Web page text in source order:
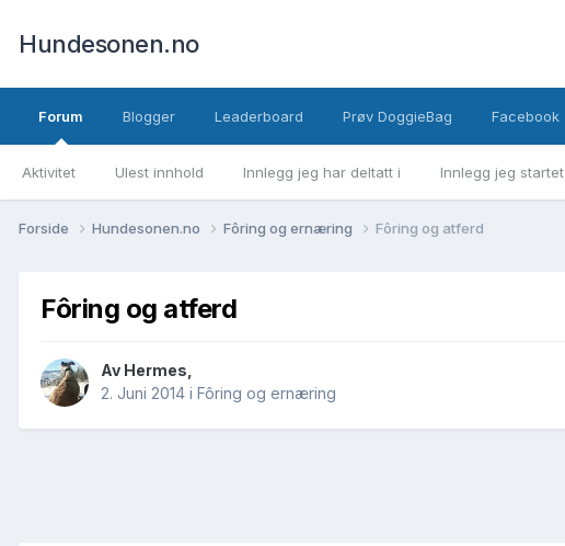
Hundesonen.no
Forum
Aktivitet Ulest innhold Innlegg jeg har deltatt i Innlegg jeg startet
Blogger Leaderboard Prøv DoggieBag Facebook
Forside Hundesonen.no Fôring og ernæring Fôring og atferd
Fôring og atferd
Av Hermes
2. Juni 2014 i Fôring og ernæring